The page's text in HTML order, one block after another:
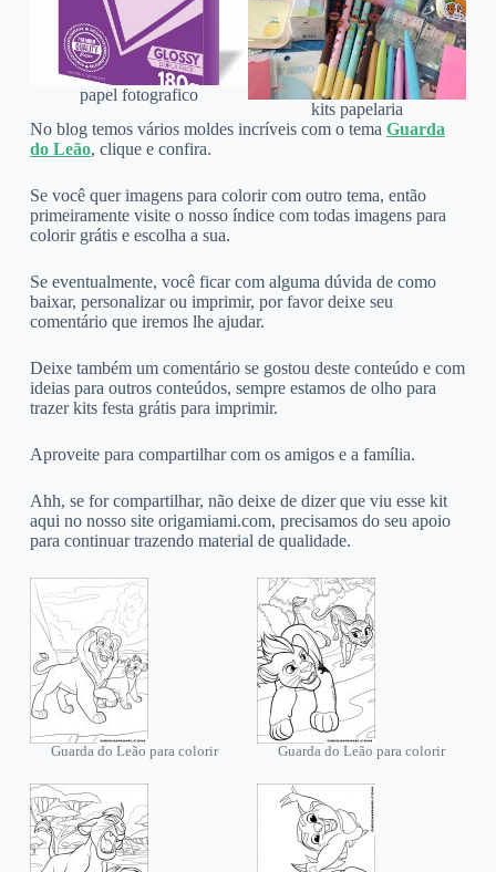
papel fotografico
kits papelaria
No blog temos vários moldes incríveis com o tema Guarda
do Leão, clique e confira.
Se você quer imagens para colorir com outro tema, então
primeiramente visite o nosso índice com todas imagens para
colorir grátis e escolha a sua.
Se eventualmente, você ficar com alguma dúvida de como
baixar, personalizar ou imprimir, por favor deixe seu
comentário que iremos lhe ajudar.
Deixe também um comentário se gostou deste conteúdo e com
ideias para outros conteúdos, sempre estamos de olho para
trazer kits festa grátis para imprimir.
Aproveite para compartilhar com os amigos e a família.
Ahh, se for compartilhar, não deixe de dizer que viu esse kit
aqui no nosso site origamiami.com, precisamos do seu apoio
para continuar trazendo material de qualidade.
Guarda do Leão para colorir Guarda do Leão para colorir